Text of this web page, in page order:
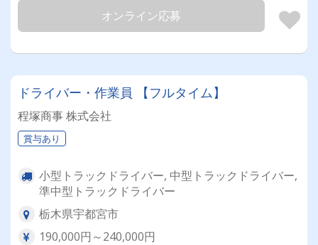
オンライン応募
ドライバー・作業員 【フルタイム】
程塚商事 株式会社
賞与あり
小型トラックドライバー, 中型トラックドライバー,
準中型トラックドライバー
栃木県宇都宮市
190,000円～240,000円